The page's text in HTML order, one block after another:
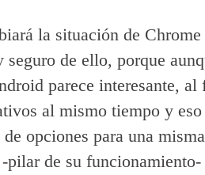
la situación de Chrome
de ello, porque
parece interesante, al
al mismo tiempo y eso
opciones para una
pilar de su funcionamiento-